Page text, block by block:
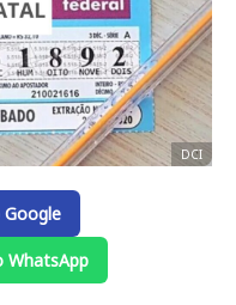
DCI
Google
WhatsApp